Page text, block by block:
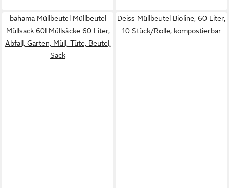
bahama Müllbeutel Müllbeutel
Müllsack 60l Müllsäcke 60 Liter,
Abfall, Garten, Müll, Tüte, Beutel,
Sack
Deiss Müllbeutel Bioline, 60 Liter,
10 Stück/Rolle, kompostierbar